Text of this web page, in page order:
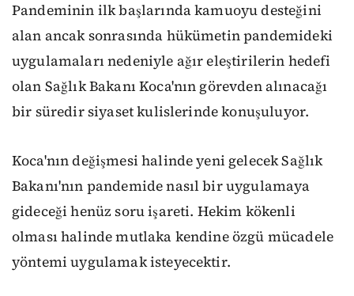
Pandeminin ilk başlarında kamuoyu desteğini
alan ancak sonrasında hükümetin pandemideki
uygulamaları nedeniyle ağır eleştirilerin hedefi
olan Sağlık Bakanı Koca'nın görevden alınacağı
bir süredir siyaset kulislerinde konuşuluyor.
Koca'nın değişmesi halinde yeni gelecek Sağlık
Bakanı'nın pandemide nasıl bir uygulamaya
gideceği henüz soru işareti. Hekim kökenli
olması halinde mutlaka kendine özgü mücadele
yöntemi uygulamak isteyecektir.